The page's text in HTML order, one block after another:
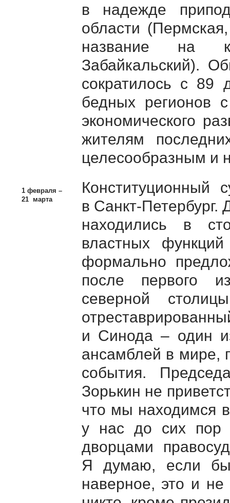
в надежде
области
название на
Забайкальский).
сократилось с
бедных регионов
экономического
жителям
целесообразным и
1 февраля –
21 марта
Конституционный
в Санкт-Петербург.
находились в
властных
формально
после первого
северной
и Синода – один
ансамблей в мире,
события.
Зорькин не
что мы находимся
у нас до сих пор
дворцами
Я думаю, если
наверное, это и